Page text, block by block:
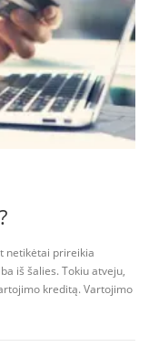
netikėtai prireikia
iš šalies. Tokiu atveju,
kreditą. Vartojimo